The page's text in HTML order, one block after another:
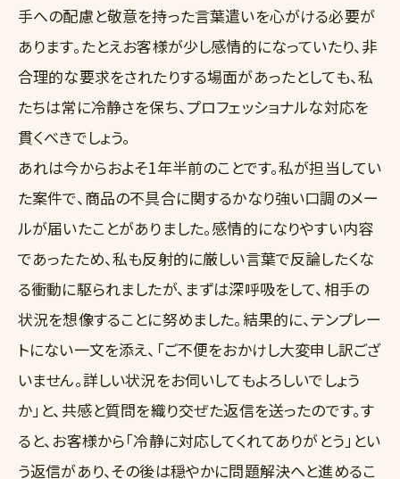
手への配慮と敬意を持った言葉遣いを心がける必要が
あります。たとえお客様が少し感情的になっていたり、非
合理的な要求をされたりする場面があったとしても、私
たちは常に冷静さを保ち、プロフェッショナルな対応を
貫くべきでしょう。
あれは今からおよそ1年半前のことです。私が担当してい
た案件で、商品の不具合に関するかなり強い口調のメー
ルが届いたことがありました。感情的になりやすい内容
であったため、私も反射的に厳しい言葉で反論したくな
る衝動に駆られましたが、まずは深呼吸をして、相手の
状況を想像することに努めました。結果的に、テンプレー
トにない一文を添え、「ご不便をおかけし大変申し訳ござ
いません。詳しい状況をお伺いしてもよろしいでしょう
か」と、共感と質問を織り交ぜた返信を送ったのです。す
ると、お客様から「冷静に対応してくれてありがとう」とい
う返信があり、その後は穏やかに問題解決へと進めるこ